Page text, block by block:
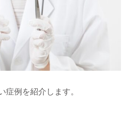
例を紹介します。